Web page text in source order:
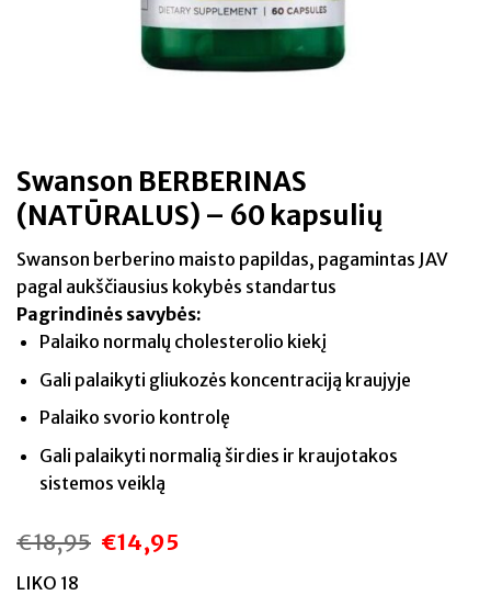
Swanson BERBERINAS
(NATŪRALUS) – 60 kapsulių
Swanson berberino maisto papildas, pagamintas JAV
pagal aukščiausius kokybės standartus
Pagrindinės savybės:
Palaiko normalų cholesterolio kiekį
Gali palaikyti gliukozės koncentraciją kraujyje
Palaiko svorio kontrolę
Gali palaikyti normalią širdies ir kraujotakos
sistemos veiklą
€18,95 Original
price
€14,95
LIKO 18